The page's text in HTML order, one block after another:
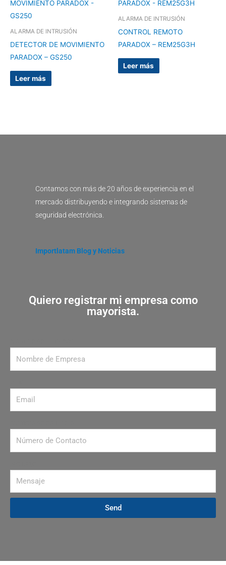
ALARMA DE INTRUSIÓN
DETECTOR DE MOVIMIENTO
PARADOX – GS250
Leer más
ALARMA DE INTRUSIÓN
CONTROL REMOTO
PARADOX – REM25G3H
Leer más
Contamos con más de 20 años de experiencia en el
mercado distribuyendo e integrando sistemas de
seguridad electrónica.
Importlatam Blog y Noticias
Quiero registrar mi empresa como
mayorista.
Send